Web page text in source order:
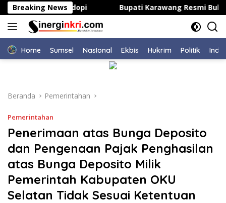
Langsung
ke
konten
Breaking News
di Bahodopi Bupati Karawang Resmi Buka
Home Sumsel NasIonal Ekbis Hukrim Politik
Beranda Pemerintahan
Pemerintahan
Penerimaan atas Bunga Deposito
dan Pengenaan Pajak Penghasilan
atas Bunga Deposito Milik
Pemerintah Kabupaten OKU
Selatan Tidak Sesuai Ketentuan